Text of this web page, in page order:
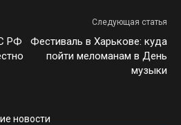
РФ
Следующая статья
Фестиваль в Харькове: куда
пойти меломанам в День
музыки
новости